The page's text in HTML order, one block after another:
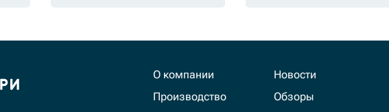
О компании
Производство
Новости
Обзоры